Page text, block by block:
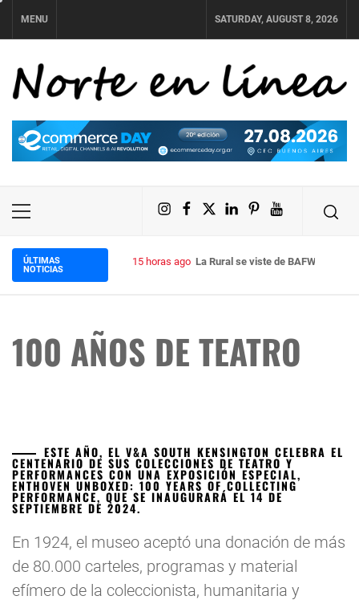
Skip
to
content
MENU SATURDAY, AUGUST 8, 2026
NORTE EN LÍNEA
Primary
Instagram
Facebook
X LinkedIn
PinterestYouTube
ÚLTIMAS
NOTICIAS
15 horas ago La Rural se viste de BAFWEEK:
100 AÑOS DE TEATRO
ESTE AÑO, EL V&A SOUTH KENSINGTON CELEBRA EL
CENTENARIO DE SUS COLECCIONES DE TEATRO Y
PERFORMANCES CON UNA EXPOSICIÓN ESPECIAL,
ENTHOVEN UNBOXED: 100 YEARS OF COLLECTING
PERFORMANCE, QUE SE INAUGURARÁ EL 14 DE
SEPTIEMBRE DE 2024.
En 1924, el museo aceptó una donación de más
de 80.000 carteles, programas y material
efímero de la coleccionista, humanitaria y